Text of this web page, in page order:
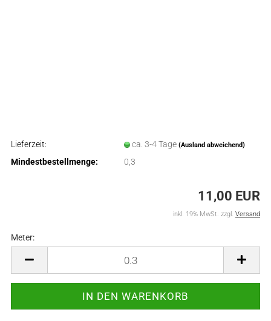
Lieferzeit: ca. 3-4 Tage (Ausland abweichend)
Mindestbestellmenge: 0,3
11,00 EUR
inkl. 19% MwSt. zzgl. Versand
Meter: